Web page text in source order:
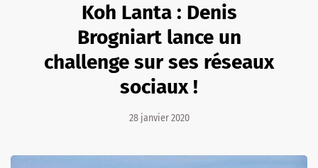
Koh Lanta : Denis
Brogniart lance un
challenge sur ses réseaux
sociaux !
28 janvier 2020